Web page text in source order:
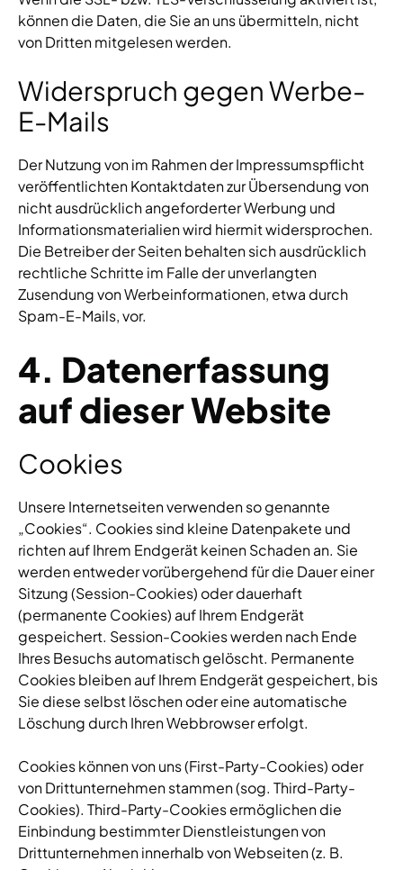
können die Daten, die Sie an uns übermitteln, nicht
von Dritten mitgelesen werden.
Widerspruch gegen Werbe-
E-Mails
Der Nutzung von im Rahmen der Impressumspflicht
veröffentlichten Kontaktdaten zur Übersendung von
nicht ausdrücklich angeforderter Werbung und
Informationsmaterialien wird hiermit widersprochen.
Die Betreiber der Seiten behalten sich ausdrücklich
rechtliche Schritte im Falle der unverlangten
Zusendung von Werbeinformationen, etwa durch
Spam-E-Mails, vor.
4. Datenerfassung
auf dieser Website
Cookies
Unsere Internetseiten verwenden so genannte
„Cookies“. Cookies sind kleine Datenpakete und
richten auf Ihrem Endgerät keinen Schaden an. Sie
werden entweder vorübergehend für die Dauer einer
Sitzung (Session-Cookies) oder dauerhaft
(permanente Cookies) auf Ihrem Endgerät
gespeichert. Session-Cookies werden nach Ende
Ihres Besuchs automatisch gelöscht. Permanente
Cookies bleiben auf Ihrem Endgerät gespeichert, bis
Sie diese selbst löschen oder eine automatische
Löschung durch Ihren Webbrowser erfolgt.
Cookies können von uns (First-Party-Cookies) oder
von Drittunternehmen stammen (sog. Third-Party-
Cookies). Third-Party-Cookies ermöglichen die
Einbindung bestimmter Dienstleistungen von
Drittunternehmen innerhalb von Webseiten (z. B.